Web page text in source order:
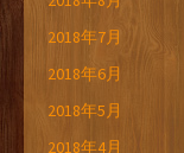
2018年7月
2018年6月
2018年5月
2018年4月